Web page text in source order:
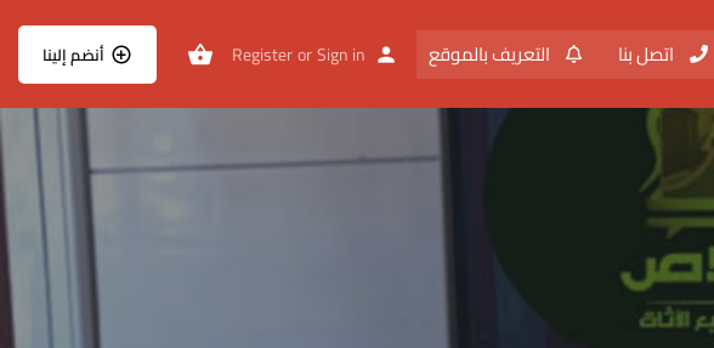
اتصل بنا التعريف بالموقع Sign in
or
Register أنضم إلينا